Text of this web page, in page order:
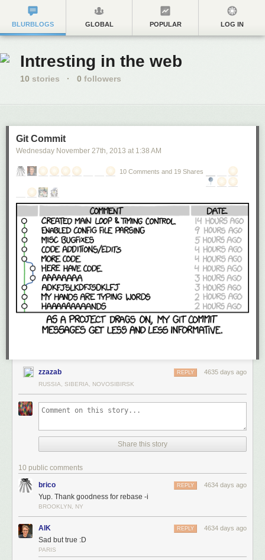
BLURBLOGS GLOBAL POPULAR LOG IN
Intresting in the web
10 stories · 0 followers
Git Commit
Wednesday November 27th, 2013 at 1:38 AM
10 Comments and 19 Shares
zzazab 4635 days ago
REPLY
RUSSIA, SIBERIA, NOVOSIBIRSK
Share this story
10 public comments
brico 4634 days ago
REPLY
Yup. Thank goodness for rebase -i
BROOKLYN, NY
AlK 4634 days ago
REPLY
Sad but true :D
PARIS